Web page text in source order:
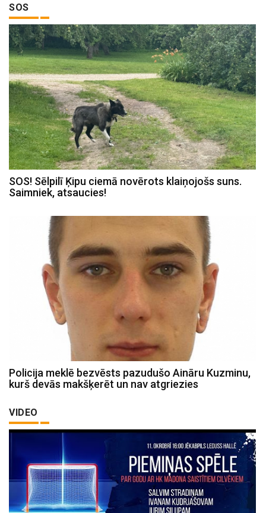
SOS
SOS! Sēlpilī Ķipu ciemā novērots klaiņojošs suns.
Saimniek, atsaucies!
Policija meklē bezvēsts pazudušo Aināru Kuzminu,
kurš devās makšķerēt un nav atgriezies
VIDEO